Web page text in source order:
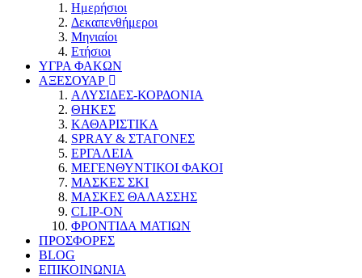
Ημερήσιοι
Δεκαπενθήμεροι
Μηνιαίοι
Ετήσιοι
ΥΓΡΑ ΦΑΚΩΝ
ΑΞΕΣΟΥΑΡ
ΑΛΥΣΙΔΕΣ-ΚΟΡΔΟΝΙΑ
ΘΗΚΕΣ
ΚΑΘΑΡΙΣΤΙΚΑ
SPRAY & ΣΤΑΓΟΝΕΣ
ΕΡΓΑΛΕΙΑ
ΜΕΓΕΝΘΥΝΤΙΚΟΙ ΦΑΚΟΙ
ΜΑΣΚΕΣ ΣΚΙ
ΜΑΣΚΕΣ ΘΑΛΑΣΣΗΣ
CLIP-ON
ΦΡΟΝΤΙΔΑ ΜΑΤΙΩΝ
ΠΡΟΣΦΟΡΕΣ
BLOG
ΕΠΙΚΟΙΝΩΝΙΑ